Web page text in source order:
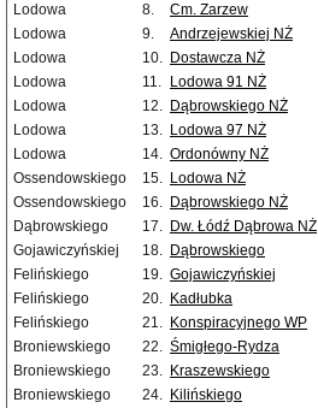
Lodowa
8. Cm. Zarzew
Lodowa
9. Andrzejewskiej NŻ
Lodowa
10. Dostawcza NŻ
Lodowa
11. Lodowa 91 NŻ
Lodowa
12. Dąbrowskiego NŻ
Lodowa
13. Lodowa 97 NŻ
Lodowa
14. Ordonówny NŻ
Ossendowskiego
15. Lodowa NŻ
Ossendowskiego
16. Dąbrowskiego NŻ
Dąbrowskiego
17. Dw. Łódź Dąbrowa NŻ
Gojawiczyńskiej
18. Dąbrowskiego
Felińskiego
19. Gojawiczyńskiej
Felińskiego
20. Kadłubka
Felińskiego
21. Konspiracyjnego WP
Broniewskiego
22. Śmigłego-Rydza
Broniewskiego
23. Kraszewskiego
Broniewskiego
24. Kilińskiego